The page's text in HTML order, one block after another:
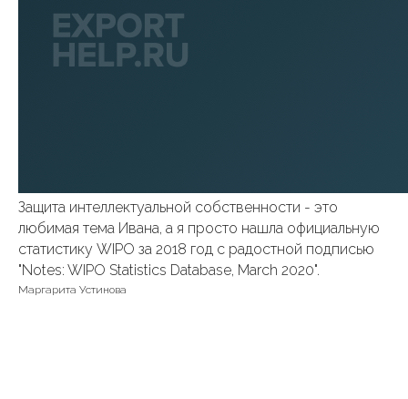
Защита интеллектуальной собственности - это
любимая тема Ивана, а я просто нашла официальную
статистику WIPO за 2018 год с радостной подписью
"Notes: WIPO Statistics Database, March 2020".
Маргарита Устинова